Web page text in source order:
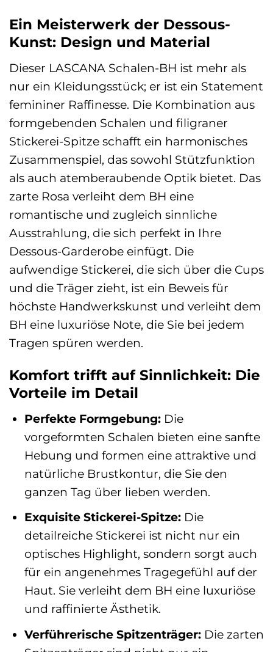
Ein Meisterwerk der Dessous-
Kunst: Design und Material
Dieser LASCANA Schalen-BH ist mehr als
nur ein Kleidungsstück; er ist ein Statement
femininer Raffinesse. Die Kombination aus
formgebenden Schalen und filigraner
Stickerei-Spitze schafft ein harmonisches
Zusammenspiel, das sowohl Stützfunktion
als auch atemberaubende Optik bietet. Das
zarte Rosa verleiht dem BH eine
romantische und zugleich sinnliche
Ausstrahlung, die sich perfekt in Ihre
Dessous-Garderobe einfügt. Die
aufwendige Stickerei, die sich über die Cups
und die Träger zieht, ist ein Beweis für
höchste Handwerkskunst und verleiht dem
BH eine luxuriöse Note, die Sie bei jedem
Tragen spüren werden.
Komfort trifft auf Sinnlichkeit: Die
Vorteile im Detail
Perfekte Formgebung:Die
vorgeformten Schalen bieten eine sanfte
Hebung und formen eine attraktive und
natürliche Brustkontur, die Sie den
ganzen Tag über lieben werden.
Exquisite Stickerei-Spitze:Die
detailreiche Stickerei ist nicht nur ein
optisches Highlight, sondern sorgt auch
für ein angenehmes Tragegefühl auf der
Haut. Sie verleiht dem BH eine luxuriöse
und raffinierte Ästhetik.
Verführerische Spitzenträger:Die zarten